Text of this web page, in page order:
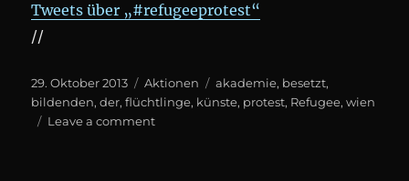
Tweets über „#refugeeprotest“
//
Posted
on
29. Oktober 2013 Categories
Aktionen Tags
akademie, besetzt,
bildenden,der,flüchtlinge, künste, protest, Refugee,wien
Leave a commenton